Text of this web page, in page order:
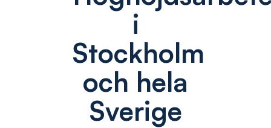
i
Stockholm
och hela
Sverige